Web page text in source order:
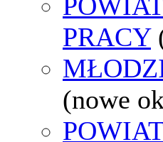
PRACY
(nowe